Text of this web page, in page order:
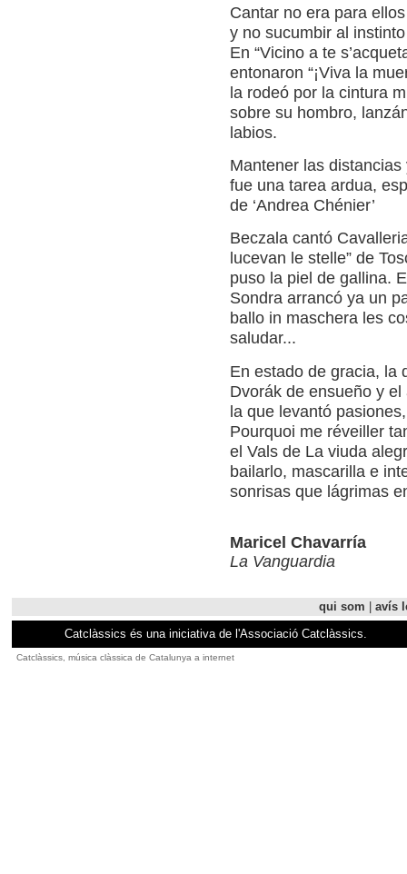
Cantar no era para
y no sucumbir al
En “Vicino a te
entonaron “¡Viva la
la rodeó por la cintura
sobre su hombro,
labios.
Mantener las
fue una tarea ardua,
de ‘Andrea Chénier’
Beczala cantó
lucevan le stelle” de
puso la piel de gallina.
Sondra arrancó ya un
ballo in maschera les
saludar...
En estado de gracia, la
Dvorák de ensueño y
la que levantó
Pourquoi me réveiller
el Vals de La viuda
bailarlo, mascarilla e
sonrisas que lágrimas
Maricel Chavarría
La Vanguardia
qui som | avís
Catclàssics és una iniciativa de l'Associació Catclàssics.
Catclàssics, música clàssica de Catalunya a internet